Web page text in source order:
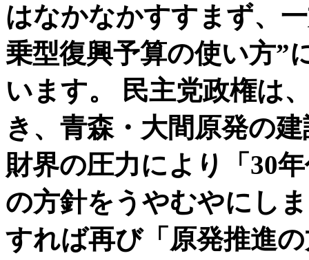
はなかなかすすまず、
乗型復興予算の使い方”
います。 民主党政権は
き、青森・大間原発の
財界の圧力により「30
の方針をうやむやにし
すれば再び「原発推進